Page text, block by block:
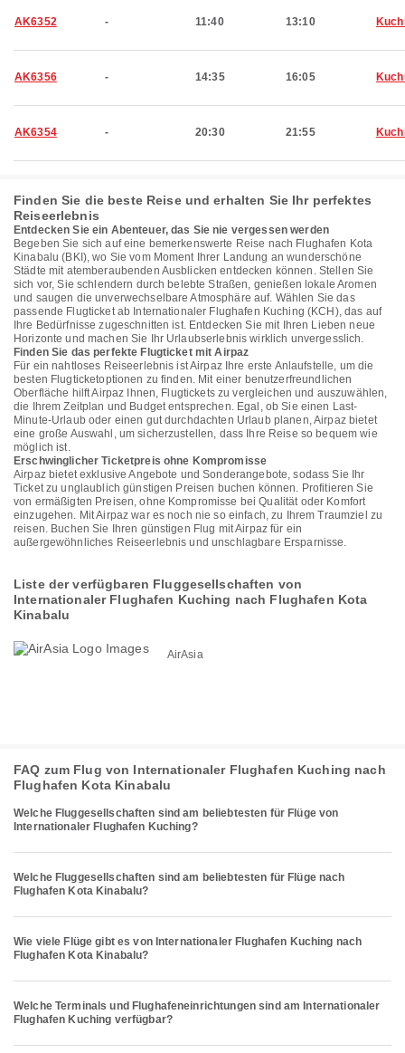
AK6352 - 11:40 13:10
AK6356 - 14:35 16:05
AK6354 - 20:30 21:55
Finden Sie die beste Reise und erhalten Sie Ihr perfektes
Reiseerlebnis
Entdecken Sie ein Abenteuer, das Sie nie vergessen werden
Begeben Sie sich auf eine bemerkenswerte Reise nach Flughafen Kota
Kinabalu (BKI), wo Sie vom Moment Ihrer Landung an wunderschöne
Städte mit atemberaubenden Ausblicken entdecken können. Stellen Sie
sich vor, Sie schlendern durch belebte Straßen, genießen lokale Aromen
und saugen die unverwechselbare Atmosphäre auf. Wählen Sie das
passende Flugticket ab Internationaler Flughafen Kuching (KCH), das auf
Ihre Bedürfnisse zugeschnitten ist. Entdecken Sie mit Ihren Lieben neue
Horizonte und machen Sie Ihr Urlaubserlebnis wirklich unvergesslich.
Finden Sie das perfekte Flugticket mit Airpaz
Für ein nahtloses Reiseerlebnis ist Airpaz Ihre erste Anlaufstelle, um die
besten Flugticketoptionen zu finden. Mit einer benutzerfreundlichen
Oberfläche hilft Airpaz Ihnen, Flugtickets zu vergleichen und auszuwählen,
die Ihrem Zeitplan und Budget entsprechen. Egal, ob Sie einen Last-
Minute-Urlaub oder einen gut durchdachten Urlaub planen, Airpaz bietet
eine große Auswahl, um sicherzustellen, dass Ihre Reise so bequem wie
möglich ist.
Erschwinglicher Ticketpreis ohne Kompromisse
Airpaz bietet exklusive Angebote und Sonderangebote, sodass Sie Ihr
Ticket zu unglaublich günstigen Preisen buchen können. Profitieren Sie
von ermäßigten Preisen, ohne Kompromisse bei Qualität oder Komfort
einzugehen. Mit Airpaz war es noch nie so einfach, zu Ihrem Traumziel zu
reisen. Buchen Sie Ihren günstigen Flug mit Airpaz für ein
außergewöhnliches Reiseerlebnis und unschlagbare Ersparnisse.
Liste der verfügbaren Fluggesellschaften von
Internationaler Flughafen Kuching nach Flughafen Kota
Kinabalu
AirAsia
FAQ zum Flug von Internationaler Flughafen Kuching nach
Flughafen Kota Kinabalu
Welche Fluggesellschaften sind am beliebtesten für Flüge von
Internationaler Flughafen Kuching?
Welche Fluggesellschaften sind am beliebtesten für Flüge nach
Flughafen Kota Kinabalu?
Wie viele Flüge gibt es von Internationaler Flughafen Kuching nach
Flughafen Kota Kinabalu?
Welche Terminals und Flughafeneinrichtungen sind am Internationaler
Flughafen Kuching verfügbar?